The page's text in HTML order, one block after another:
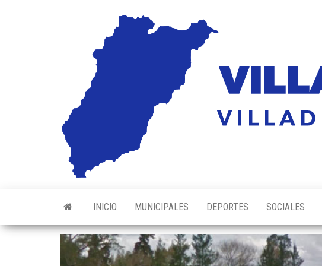
INICIO MUNICIPALES DEPORTES SOCIALES